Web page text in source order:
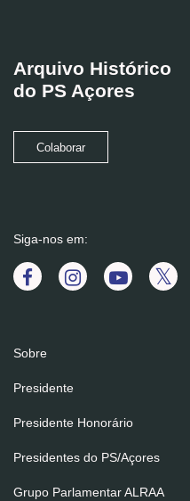
Arquivo Histórico
do PS Açores
Colaborar
Siga-nos em:
Sobre
Presidente
Presidente Honorário
Presidentes do PS/Açores
Grupo Parlamentar ALRAA